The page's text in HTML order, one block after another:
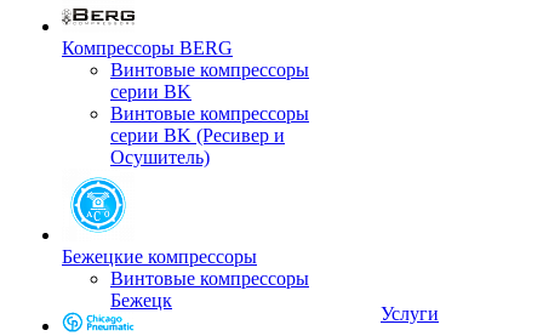
Компрессоры BERG
Винтовые компрессоры
серии BK
Винтовые компрессоры
серии BK (Ресивер и
Осушитель)
Бежецкие компрессоры
Винтовые компрессоры
Бежецк
Услуги